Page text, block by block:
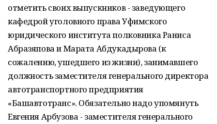
отметить своих выпускников - заведующего
кафедрой уголовного права Уфимского
юридического института полковника Раниса
Абразяпова и Марата Абдукадырова (к
сожалению, ушедшего из жизни), занимавшего
должность заместителя генерального директора
автотранспортного предприятия
«Башавтотранс». Обязательно надо упомянуть
Евгения Арбузова - заместителя генерального